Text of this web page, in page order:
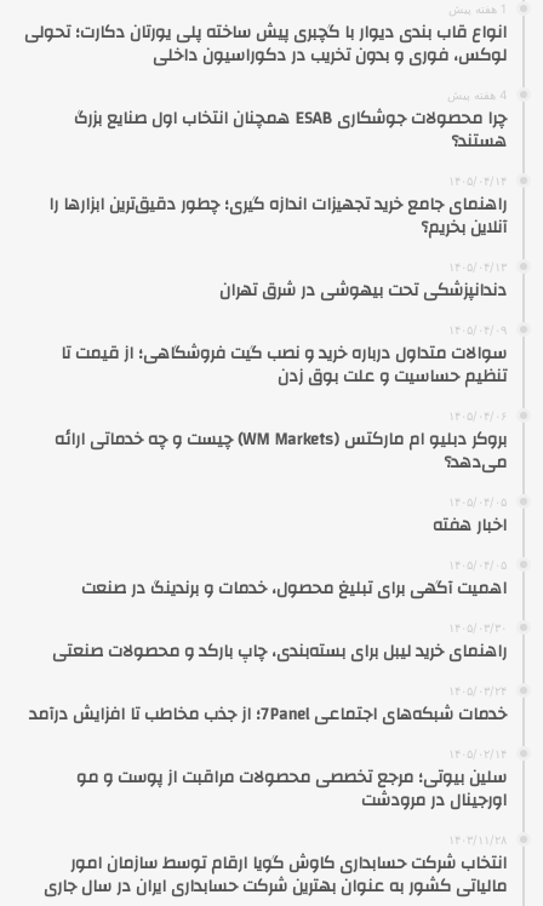
1 هفته پیش
انواع قاب بندی دیوار با گچبری پیش ساخته پلی یورتان دکارت؛ تحولی
لوکس، فوری و بدون تخریب در دکوراسیون داخلی
4 هفته پیش
چرا محصولات جوشکاری ESAB همچنان انتخاب اول صنایع بزرگ
هستند؟
۱۴۰۵/۰۴/۱۴
راهنمای جامع خرید تجهیزات اندازه گیری؛ چطور دقیق‌ترین ابزارها را
آنلاین بخریم؟
۱۴۰۵/۰۴/۱۳
دندانپزشکی تحت بیهوشی در شرق تهران
۱۴۰۵/۰۴/۰۹
سوالات متداول درباره خرید و نصب گیت فروشگاهی؛ از قیمت تا
تنظیم حساسیت و علت بوق زدن
۱۴۰۵/۰۴/۰۶
بروکر دبلیو ام مارکتس (WM Markets) چیست و چه خدماتی ارائه
می‌دهد؟
۱۴۰۵/۰۴/۰۵
اخبار هفته
۱۴۰۵/۰۴/۰۵
اهمیت آگهی برای تبلیغ محصول، خدمات و برندینگ در صنعت
۱۴۰۵/۰۳/۳۰
راهنمای خرید لیبل برای بسته‌بندی، چاپ بارکد و محصولات صنعتی
۱۴۰۵/۰۳/۲۴
خدمات شبکه‌های اجتماعی 7Panel؛ از جذب مخاطب تا افزایش درآمد
۱۴۰۵/۰۲/۱۴
سلین بیوتی؛ مرجع تخصصی محصولات مراقبت از پوست و مو
اورجینال در مرودشت
۱۴۰۳/۱۱/۲۸
انتخاب شرکت حسابداری کاوش گویا ارقام توسط سازمان امور
مالیاتی کشور به عنوان بهترین شرکت حسابداری ایران در سال جاری